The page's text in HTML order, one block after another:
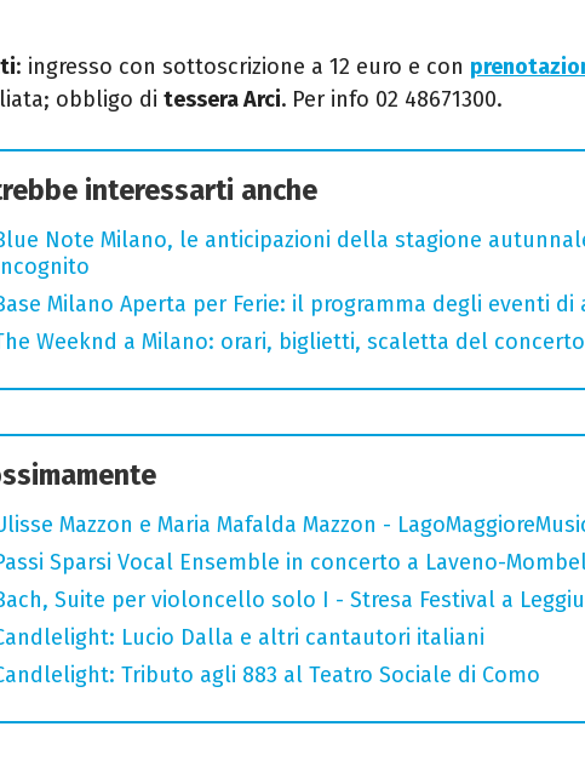
: ingresso con sottoscrizione a 12 euro e con
obbligo di tessera Arci. Per info 02 48671300.
interessarti anche
Note Milano, le anticipazioni della stagione
Milano Aperta per Ferie: il programma degli eventi
Weeknd a Milano: orari, biglietti, scaletta del
Mazzon e Maria Mafalda Mazzon -
Sparsi Vocal Ensemble in concerto a Laveno-
Suite per violoncello solo I - Stresa Festival a
Lucio Dalla e altri cantautori italiani
Tributo agli 883 al Teatro Sociale di Como